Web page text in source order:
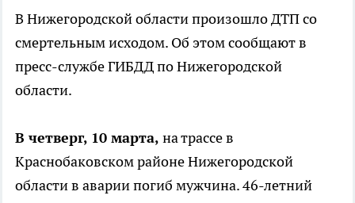
В Нижегородской области произошло ДТП со
смертельным исходом. Об этом сообщают в
пресс-службе ГИБДД по Нижегородской
области.
В четверг, 10 марта, на трассе в
Краснобаковском районе Нижегородской
области в аварии погиб мужчина. 46-летний